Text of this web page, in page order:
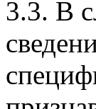
3.3. В